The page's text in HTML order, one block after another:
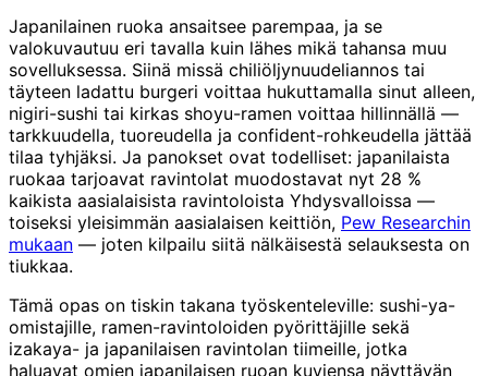
Japanilainen ruoka ansaitsee parempaa, ja se
valokuvautuu eri tavalla kuin lähes mikä tahansa muu
sovelluksessa. Siinä missä chiliöljynuudeliannos tai
täyteen ladattu burgeri voittaa hukuttamalla sinut alleen,
nigiri-sushi tai kirkas shoyu-ramen voittaa hillinnällä —
tarkkuudella, tuoreudella ja confident-rohkeudella jättää
tilaa tyhjäksi. Ja panokset ovat todelliset: japanilaista
ruokaa tarjoavat ravintolat muodostavat nyt 28 %
kaikista aasialaisista ravintoloista Yhdysvalloissa —
toiseksi yleisimmän aasialaisen keittiön, Pew Researchin
mukaan — joten kilpailu siitä nälkäisestä selauksesta on
tiukkaa.
Tämä opas on tiskin takana työskenteleville: sushi-ya-
omistajille, ramen-ravintoloiden pyörittäjille sekä
izakaya- ja japanilaisen ravintolan tiimeille, jotka
haluavat omien japanilaisen ruoan kuviensa näyttävän